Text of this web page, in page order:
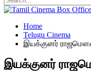
Home
Telugu Cinema
இயக்குனர்
இயக்குனர்